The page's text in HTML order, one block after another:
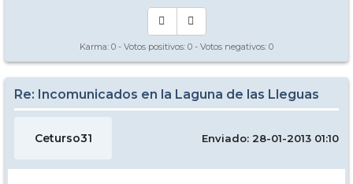
Karma: 0 - Votos positivos: 0 - Votos negativos: 0
Re: Incomunicados en la Laguna de las Lleguas
Ceturso31 Enviado: 28-01-2013 01:10